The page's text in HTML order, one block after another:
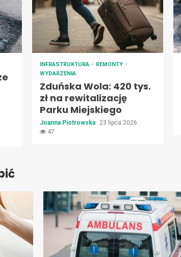
INFRASTRUKTURA
REMONTY
WYDARZENIA
Zduńska Wola: 420 tys.
zł na rewitalizację
Parku Miejskiego
Joanna Piotrowska
23 lipca 2026
47